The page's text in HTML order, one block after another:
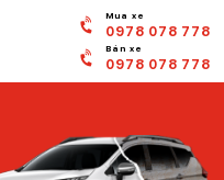
Mua xe
0978 078 778
Bán xe
0978 078 778